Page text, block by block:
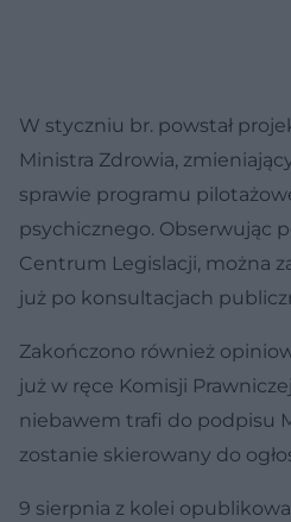
W styczniu br. powstał
Ministra Zdrowia,
sprawie programu
psychicznego. Obserwując
Centrum Legislacji, można
już po konsultacjach
Zakończono również
już w ręce Komisji
niebawem trafi do podpisu
zostanie skierowany do
9 sierpnia z kolei